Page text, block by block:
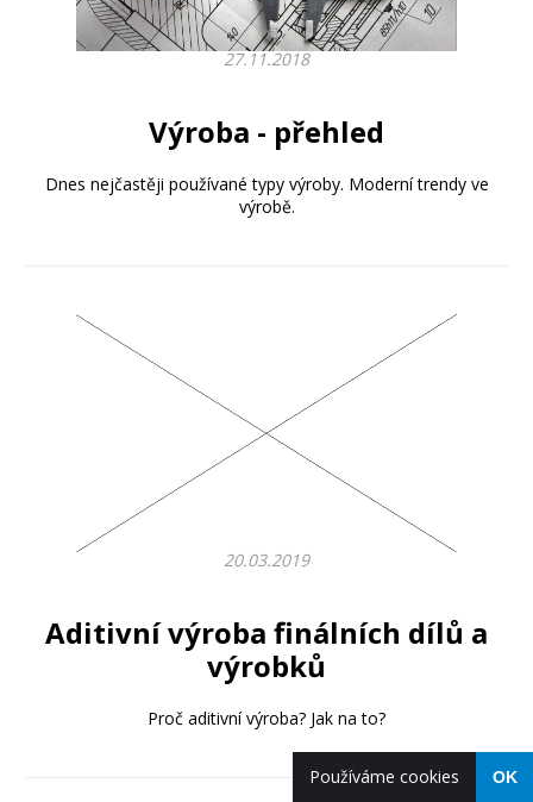
27.11.2018
Výroba - přehled
Dnes nejčastěji používané typy výroby. Moderní trendy ve
výrobě.
20.03.2019
Aditivní výroba finálních dílů a
výrobků
Proč aditivní výroba? Jak na to?
Používáme cookies OK